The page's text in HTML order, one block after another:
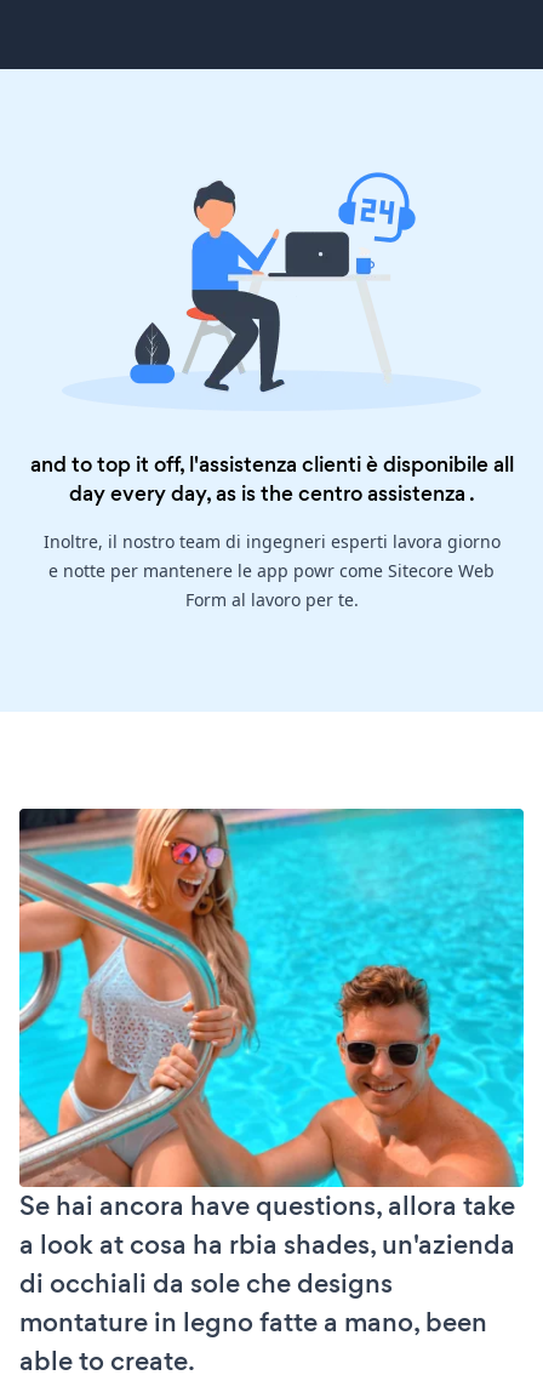
and to top it off, l'assistenza clienti è disponibile all
day every day, as is thecentro assistenza .
Inoltre, il nostro team di ingegneri esperti lavora giorno
e notte per mantenere le app powr come Sitecore Web
Form al lavoro per te.
Se hai ancora have questions, allora take
a look at cosa ha rbia shades, un'azienda
di occhiali da sole che designs
montature in legno fatte a mano, been
able to create.